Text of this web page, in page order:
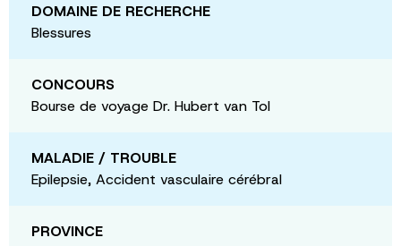
DOMAINE DE RECHERCHE
Blessures
CONCOURS
Bourse de voyage Dr. Hubert van Tol
MALADIE / TROUBLE
Epilepsie, Accident vasculaire cérébral
PROVINCE